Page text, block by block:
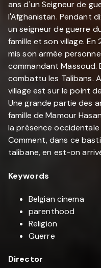
ans d'un Seigneur de
l'Afghanistan. Pendant
un seigneur de guerre
famille et son village.
mis son armée
commandant Massoud.
combattu les Talibans.
village est sur le point
Une grande partie des
famille de Mamour
la présence
Comment, dans ce
talibane, en est-on
Keywords
Belgian cinema
parenthood
Religion
Guerre
Director